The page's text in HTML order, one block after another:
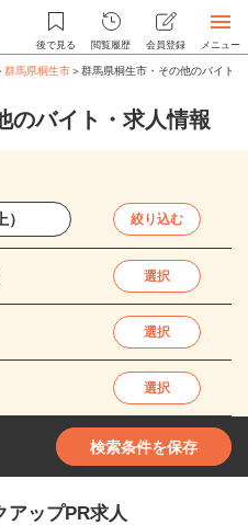
後で見る 閲覧履歴 会員登録 メニュー
群馬県桐生市＞群馬県桐生市・その他のバイト
のバイト・求人情報
絞り込む
選択
選択
選択
検索条件を保存
アップPR求人